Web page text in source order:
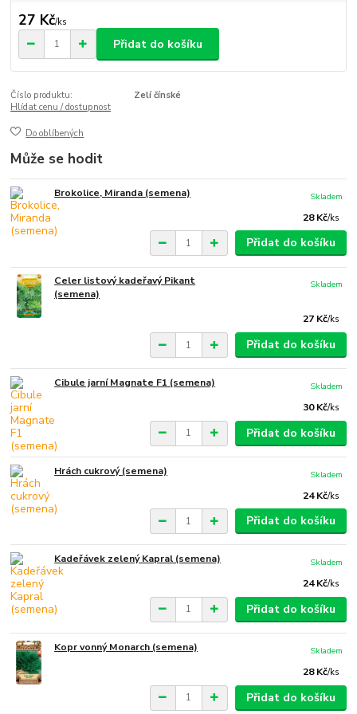
27 Kč/ks
Přidat do košíku
Číslo produktu:
Zelí čínské
Hlídat cenu / dostupnost
Do oblíbených
Může se hodit
Brokolice, Miranda (semena)
28 Kč/ks
Skladem
Přidat do košíku
Celer listový kadeřavý Pikant
(semena)
27 Kč/ks
Skladem
Přidat do košíku
Cibule jarní Magnate F1 (semena)
30 Kč/ks
Skladem
Přidat do košíku
Hrách cukrový (semena)
24 Kč/ks
Skladem
Přidat do košíku
Kadeřávek zelený Kapral (semena)
24 Kč/ks
Skladem
Přidat do košíku
Kopr vonný Monarch (semena)
28 Kč/ks
Skladem
Přidat do košíku